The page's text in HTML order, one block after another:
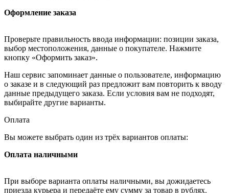
Оформление заказа
Проверьте правильность ввода информации: позиции заказа,
выбор местоположения, данные о покупателе. Нажмите
кнопку «Оформить заказ».
Наш сервис запоминает данные о пользователе, информацию
о заказе и в следующий раз предложит вам повторить к вводу
данные предыдущего заказа. Если условия вам не подходят,
выбирайте другие варианты.
Оплата
Вы можете выбрать один из трёх вариантов оплаты:
Оплата наличными
При выборе варианта оплаты наличными, вы дожидаетесь
приезда курьера и передаёте ему сумму за товар в рублях.